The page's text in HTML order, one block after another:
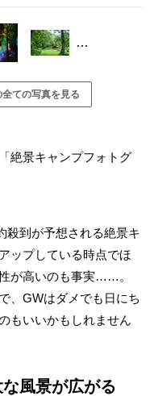
…
ての写真を見る
絶景キャンプフォトグ
到が予想される絶景キ
ップしている時点でほ
が高いのも事実……。
、GWはダメでも日にち
もいいかもしれません
風景が広がる